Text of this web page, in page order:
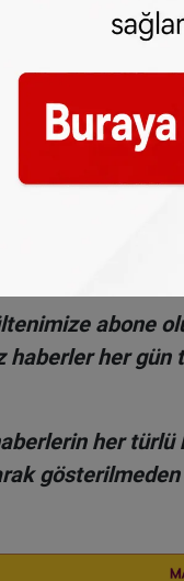
rotasını
dizel fiyatı ise
çok önemli
yaptığınıza
abone
haberler her gün
her türlü